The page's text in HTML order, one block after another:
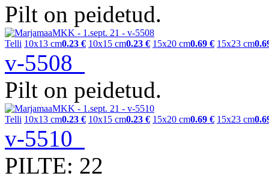
Pilt on peidetud.
Telli 10x13 cm0.23 € 10x15 cm0.23 € 15x20 cm0.69 € 15x23 cm
v-5508
Pilt on peidetud.
Telli 10x13 cm0.23 € 10x15 cm0.23 € 15x20 cm0.69 € 15x23 cm
v-5510
PILTE: 22